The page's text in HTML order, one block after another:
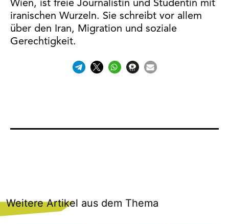
Wien, ist freie Journalistin und Studentin mit
iranischen Wurzeln. Sie schreibt vor allem
über den Iran, Migration und soziale
Gerechtigkeit.
Weitere Artikel aus dem Thema